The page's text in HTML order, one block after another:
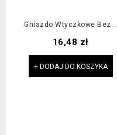
Gniazdo Wtyczkowe Bez...
Cena
16,48 zł
+ DODAJ DO KOSZYKA